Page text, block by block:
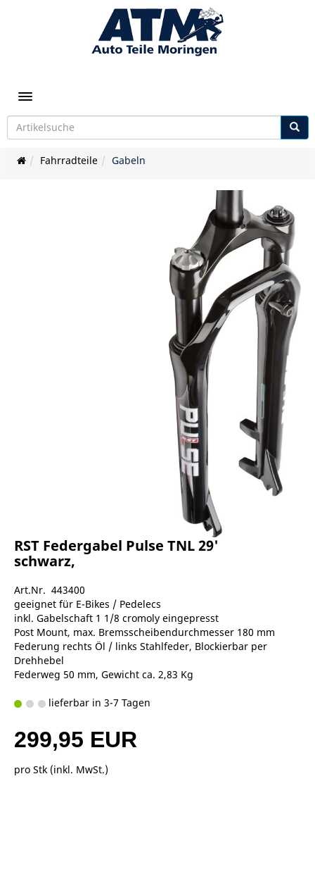
Toggle navigation
Fahrradteile Gabeln
RST Federgabel Pulse TNL 29'
schwarz,
Art.Nr. 443400
geeignet für E-Bikes / Pedelecs
inkl. Gabelschaft 1 1/8 cromoly eingepresst
Post Mount, max. Bremsscheibendurchmesser 180 mm
Federung rechts Öl / links Stahlfeder, Blockierbar per
Drehhebel
Federweg 50 mm, Gewicht ca. 2,83 Kg
lieferbar in 3-7 Tagen
299,95 EUR
pro Stk (inkl. MwSt.)